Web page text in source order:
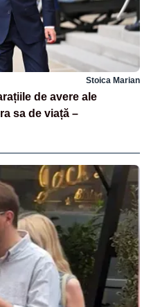
Stoica Marian
de avere ale
sa de viață –